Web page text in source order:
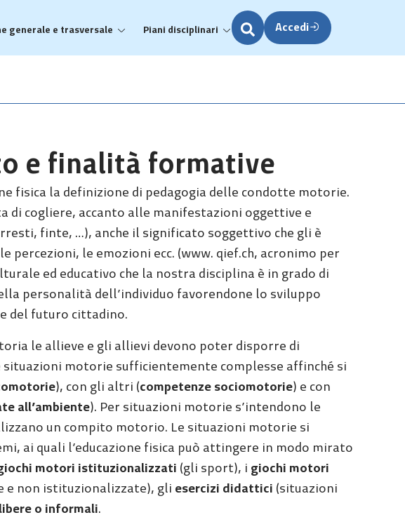
generale e trasversale Piani disciplinari Accedi
e finalità formative
fisica la definizione di pedagogia delle condotte motorie.
di cogliere, accanto alle manifestazioni oggettive e
finte, …), anche il significato soggettivo che gli è
percezioni, le emozioni ecc. (www. qief.ch, acronimo per
ed educativo che la nostra disciplina è in grado di
personalità dell’individuo favorendone lo sviluppo
del futuro cittadino.
le allieve e gli allievi devono poter disporre di
motorie sufficientemente complesse affinché si
), con gli altri (competenze sociomotorie) e con
all’ambiente). Per situazioni motorie s’intendono le
un compito motorio. Le situazioni motorie si
ai quali l’educazione fisica può attingere in modo mirato
motori istituzionalizzati (gli sport), i giochi motori
e non istituzionalizzate), gli esercizi didattici (situazioni
o informali.